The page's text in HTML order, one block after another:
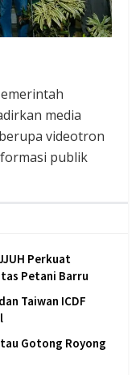
media
videotron
publik
Perkuat
Petani Barru
Taiwan ICDF
Gotong Royong